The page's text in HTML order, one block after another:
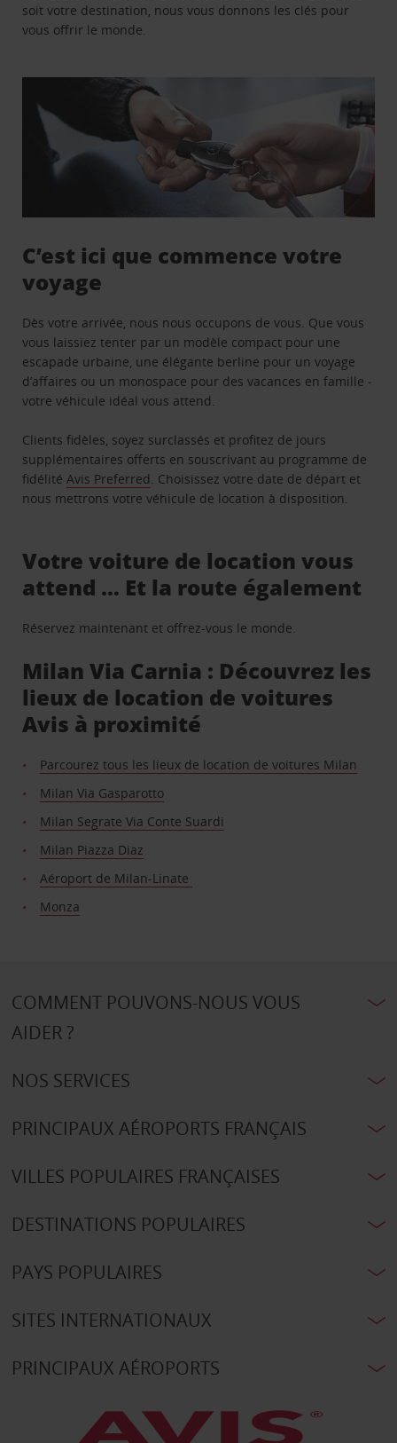
soit votre destination, nous vous donnons les clés pour
vous offrir le monde.
C’est ici que commence votre
voyage
Dès votre arrivée, nous nous occupons de vous. Que vous
vous laissiez tenter par un modèle compact pour une
escapade urbaine, une élégante berline pour un voyage
d’affaires ou un monospace pour des vacances en famille -
votre véhicule idéal vous attend.
Clients fidèles, soyez surclassés et profitez de jours
supplémentaires offerts en souscrivant au programme de
fidélitéAvis Preferred. Choisissez votre date de départ et
nous mettrons votre véhicule de location à disposition.
Votre voiture de location vous
attend … Et la route également
Réservez maintenant et offrez-vous le monde.
Milan Via Carnia : Découvrez les
lieux de location de voitures
Avis à proximité
Parcourez tous les lieux de location de voitures Milan
Milan Via Gasparotto
Milan Segrate Via Conte Suardi
Milan Piazza Diaz
Aéroport de Milan-Linate
Monza
COMMENT POUVONS-NOUS VOUS
AIDER ?
NOS SERVICES
PRINCIPAUX AÉROPORTS FRANÇAIS
VILLES POPULAIRES FRANÇAISES
DESTINATIONS POPULAIRES
PAYS POPULAIRES
SITES INTERNATIONAUX
PRINCIPAUX AÉROPORTS